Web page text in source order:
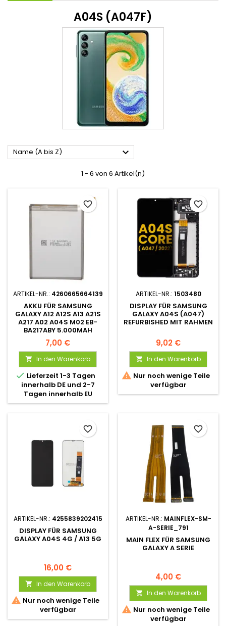
A04S (A047F)
Name (A bis Z) 
1 - 6 von 6 Artikel(n)
ARTIKEL-NR.: 4260665664139
AKKU FÜR SAMSUNG
GALAXY A12 A12S A13 A21S
A217 A02 A04S M02 EB-
BA217ABY 5.000MAH
7,00 €
 In den Warenkorb
 Lieferzeit 1-3 Tagen
innerhalb DE und 2-7
Tagen innerhalb EU
favorite_border
ARTIKEL-NR.: 1503480
DISPLAY FÜR SAMSUNG
GALAXY A04S (A047)
REFURBISHED MIT RAHMEN
9,02 €
 In den Warenkorb
 Nur noch wenige Teile
verfügbar
favorite_border
ARTIKEL-NR.: 4255839202415
DISPLAY FÜR SAMSUNG
GALAXY A04S 4G / A13 5G
16,00 €
 In den Warenkorb
 Nur noch wenige Teile
verfügbar
favorite_border
ARTIKEL-NR.: MAINFLEX-SM-
A-SERIE_791
MAIN FLEX FÜR SAMSUNG
GALAXY A SERIE
4,00 €
 In den Warenkorb
 Nur noch wenige Teile
verfügbar
favorite_border